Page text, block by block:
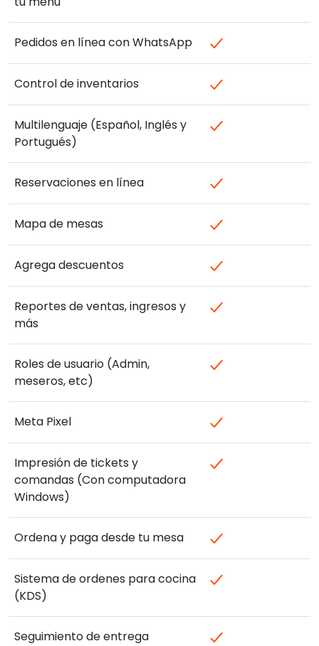
Pedidos en línea con WhatsApp
Control de inventarios
Multilenguaje (Español, Inglés y
Portugués)
Reservaciones en línea
Mapa de mesas
Agrega descuentos
Reportes de ventas, ingresos y
más
Roles de usuario (Admin,
meseros, etc)
Meta Pixel
Impresión de tickets y
comandas (Con computadora
Windows)
Ordena y paga desde tu mesa
Sistema de ordenes para cocina
(KDS)
Seguimiento de entrega